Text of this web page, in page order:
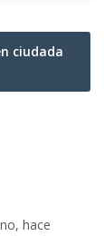
ciudada
hace